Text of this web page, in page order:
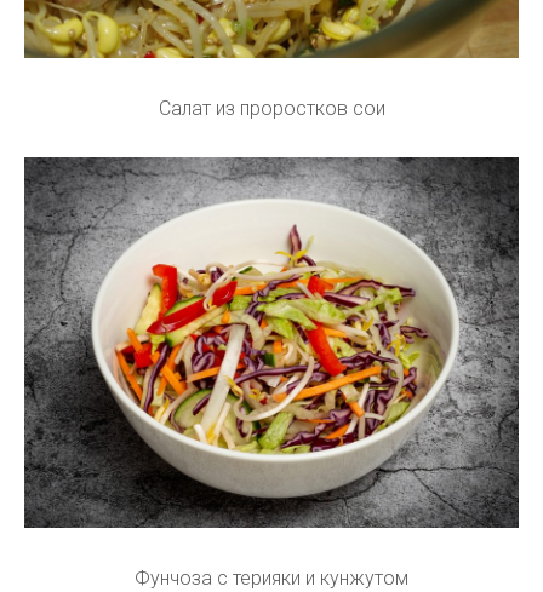
Салат из проростков сои
Фунчоза с терияки и кунжутом